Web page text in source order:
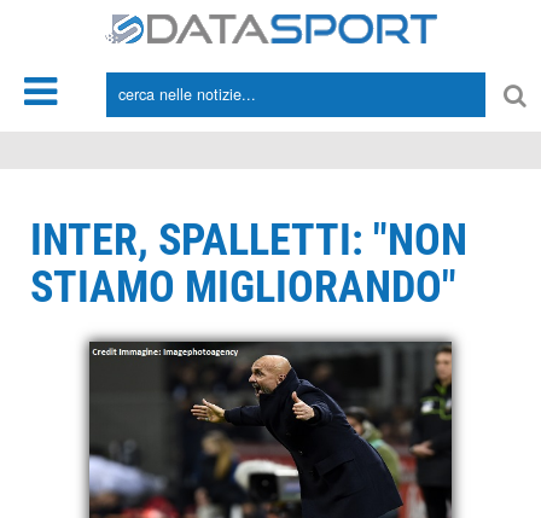
INTER, SPALLETTI: "NON
STIAMO MIGLIORANDO"